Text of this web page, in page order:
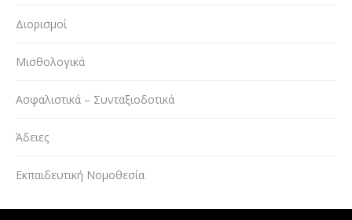
Διορισμοί
Μισθολογικά
Ασφαλιστικά – Συνταξιοδοτικά
Άδειες
Εκπαιδευτική Νομοθεσία